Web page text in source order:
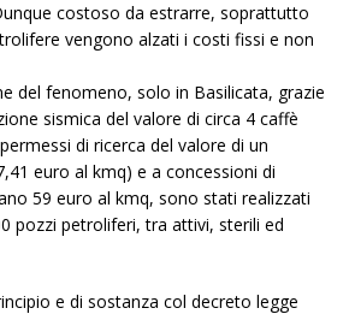
costoso da estrarre, soprattutto
vengono alzati i costi fissi e non
del fenomeno, solo in Basilicata, grazie
sismica del valore di circa 4 caffè
di ricerca del valore di un
euro al kmq) e a concessioni di
59 euro al kmq, sono stati realizzati
pozzi petroliferi, tra attivi, sterili ed
e di sostanza col decreto legge